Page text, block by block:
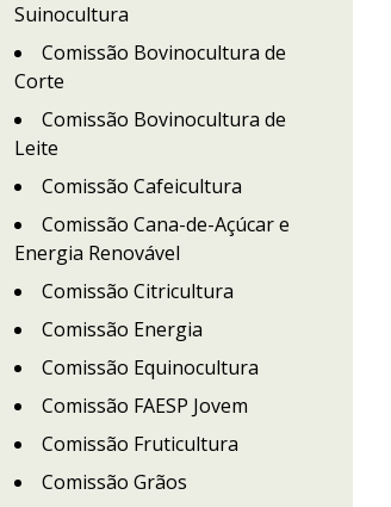
Suinocultura
Comissão Bovinocultura de
Corte
Comissão Bovinocultura de
Leite
Comissão Cafeicultura
Comissão Cana-de-Açúcar e
Energia Renovável
Comissão Citricultura
Comissão Energia
Comissão Equinocultura
Comissão FAESP Jovem
Comissão Fruticultura
Comissão Grãos